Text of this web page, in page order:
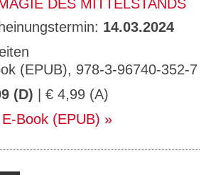
DES MITTELSTANDS
14.03.2024
(EPUB), 978-3-96740-352-7
(D) | € 4,99 (A)
Book (EPUB)